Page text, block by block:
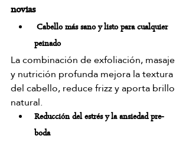
novias
Cabello más sano y listo para cualquier
peinado
La combinación de exfoliación, masaje
y nutrición profunda mejora la textura
del cabello, reduce frizz y aporta brillo
natural.
Reducción del estrés y la ansiedad pre-
boda